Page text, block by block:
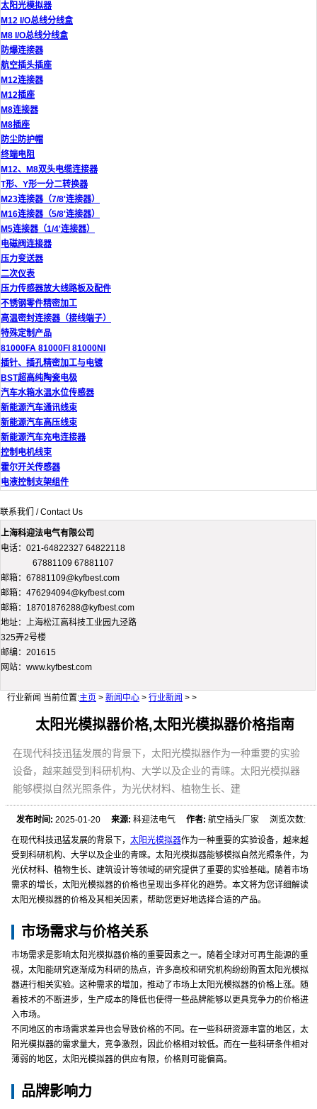
太阳光模拟器
M12 I/O总线分线盒
M8 I/O总线分线盒
防爆连接器
航空插头插座
M12连接器
M12插座
M8连接器
M8插座
防尘防护帽
终端电阻
M12、M8双头电缆连接器
T形、Y形一分二转换器
M23连接器（7/8'连接器）
M16连接器（5/8'连接器）
M5连接器（1/4'连接器）
电磁阀连接器
压力变送器
二次仪表
压力传感器放大线路板及配件
不锈钢零件精密加工
高温密封连接器（接线端子）
特殊定制产品
81000FA 81000FI 81000NI
插针、插孔精密加工与电镀
BST超高纯陶瓷电极
汽车水箱水温水位传感器
新能源汽车通讯线束
新能源汽车高压线束
新能源汽车充电连接器
控制电机线束
霍尔开关传感器
电液控制支架组件
联系我们 / Contact Us
上海科迎法电气有限公司
电话：021-64822327 64822118
67881109 67881107
邮箱：67881109@kyfbest.com
邮箱：476294094@kyfbest.com
邮箱：18701876288@kyfbest.com
地址：上海松江高科技工业园九泾路
325弄2号楼
邮编：201615
网站：www.kyfbest.com
行业新闻 当前位置:主页 > 新闻中心 > 行业新闻 > >
太阳光模拟器价格,太阳光模拟器价格指南
在现代科技迅猛发展的背景下，太阳光模拟器作为一种重要的实验
设备，越来越受到科研机构、大学以及企业的青睐。太阳光模拟器
能够模拟自然光照条件，为光伏材料、植物生长、建
发布时间: 2025-01-20来源: 科迎法电气作者: 航空插头厂家 浏览次数:
在现代科技迅猛发展的背景下， 太阳光模拟器作为一种重要的实验设备，越来越
受到科研机构、大学以及企业的青睐。太阳光模拟器能够模拟自然光照条件，为
光伏材料、植物生长、建筑设计等领域的研究提供了重要的实验基础。随着市场
需求的增长，太阳光模拟器的价格也呈现出多样化的趋势。本文将为您详细解读
太阳光模拟器的价格及其相关因素，帮助您更好地选择合适的产品。
市场需求与价格关系
市场需求是影响太阳光模拟器价格的重要因素之一。随着全球对可再生能源的重
视，太阳能研究逐渐成为科研的热点，许多高校和研究机构纷纷购置太阳光模拟
器进行相关实验。这种需求的增加，推动了市场上太阳光模拟器的价格上涨。随
着技术的不断进步，生产成本的降低也使得一些品牌能够以更具竞争力的价格进
入市场。
不同地区的市场需求差异也会导致价格的不同。在一些科研资源丰富的地区，太
阳光模拟器的需求量大，竞争激烈，因此价格相对较低。而在一些科研条件相对
薄弱的地区，太阳光模拟器的供应有限，价格则可能偏高。
品牌影响力